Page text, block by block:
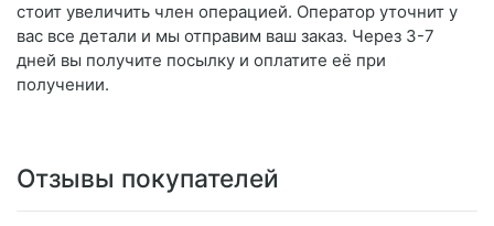
стоит увеличить член операцией. Оператор уточнит у
вас все детали и мы отправим ваш заказ. Через 3-7
дней вы получите посылку и оплатите её при
получении.
Отзывы покупателей